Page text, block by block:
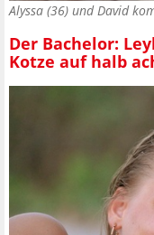
Alyssa (36) und David
Der Bachelor:
Kotze auf halb